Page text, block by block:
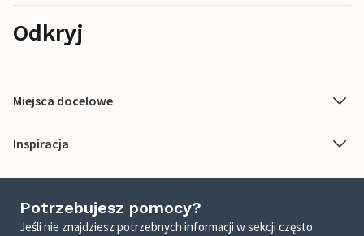
Odkryj
Miejsca docelowe
Inspiracja
Potrzebujesz pomocy?
Jeśli nie znajdziesz potrzebnych informacji w sekcji często